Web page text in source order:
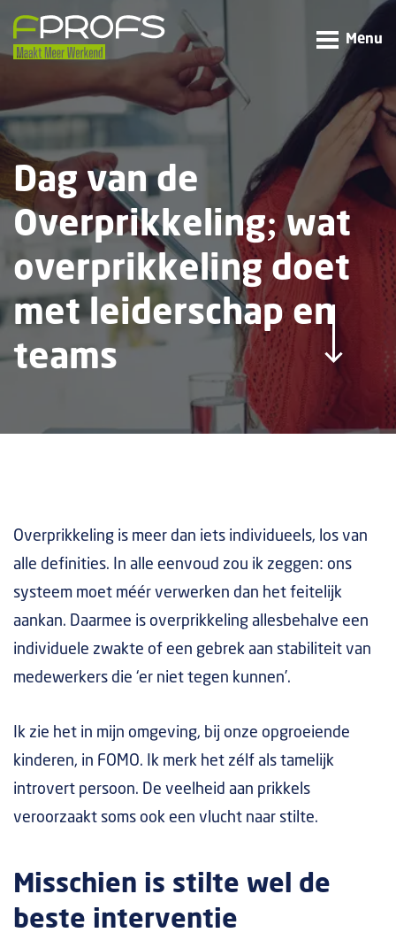
Menu
Dag van de
Overprikkeling; wat
overprikkeling doet
met leiderschap en
teams
Overprikkeling is meer dan iets individueels, los van
alle definities. In alle eenvoud zou ik zeggen: ons
systeem moet méér verwerken dan het feitelijk
aankan. Daarmee is overprikkeling allesbehalve een
individuele zwakte of een gebrek aan stabiliteit van
medewerkers die ‘er niet tegen kunnen’.
Ik zie het in mijn omgeving, bij onze opgroeiende
kinderen, in FOMO. Ik merk het zélf als tamelijk
introvert persoon. De veelheid aan prikkels
veroorzaakt soms ook een vlucht naar stilte.
Misschien is stilte wel de
beste interventie